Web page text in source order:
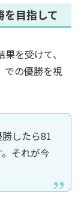
目指して
を受けて、
での優勝を視
したら81
それが今